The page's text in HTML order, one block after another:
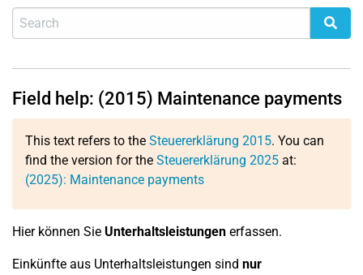
Field help: (2015) Maintenance payments
This text refers to the Steuererklärung 2015. You can
find the version for the Steuererklärung 2025 at:
(2025): Maintenance payments
Hier können Sie Unterhaltsleistungen erfassen.
Einkünfte aus Unterhaltsleistungen sind nur